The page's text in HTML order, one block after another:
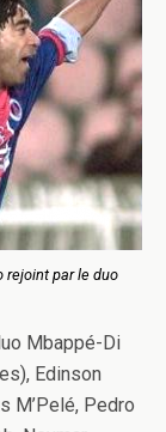
rejoint par le duo
Mbappé-Di
Edinson
M’Pelé, Pedro